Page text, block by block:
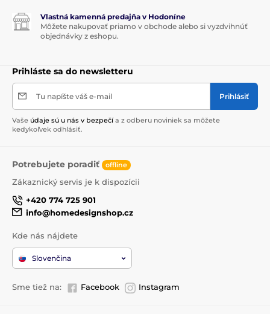
Vlastná kamenná predajňa v Hodoníne
Môžete nakupovať priamo v obchode alebo si vyzdvihnúť
objednávky z eshopu.
Prihláste sa do newsletteru
Tu napíšte váš e-mail Prihlásiť
Vaše údaje sú u nás v bezpečí a z odberu noviniek sa môžete
kedykoľvek odhlásiť.
Potrebujete poradiť offline
Zákaznický servis je k dispozícii
+420 774 725 901
info@homedesignshop.cz
Kde nás nájdete
Slovenčina
Sme tiež na: Facebook Instagram